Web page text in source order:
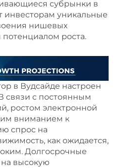
субрынки в
инвесторам уникальные
нишевых
роста.
в Вудсайде настроен
связи с постоянным
ростом электронной
вниманием к
спрос на
как ожидается,
Долгосрочные
высокую